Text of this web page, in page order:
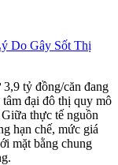
Do Gây Sốt Thị
tỷ đồng/căn đang
đại đô thị quy mô
thực tế nguồn
hạn chế, mức giá
mặt bằng chung